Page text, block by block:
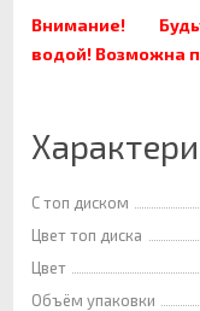
Внимание!
водой! Возможна
С топ диском
Цвет топ диска
Цвет
Объём упаковки